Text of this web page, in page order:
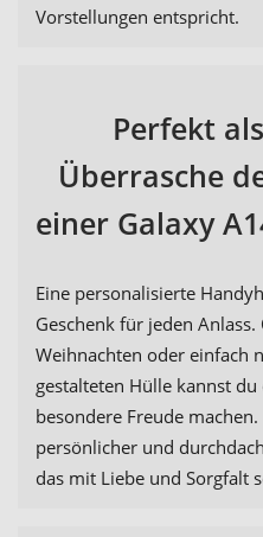
Vorstellungen entspricht.
Perfekt
Überrasche
einer Galaxy
Eine personalisierte
Geschenk für jeden
Weihnachten oder einfach
gestalteten Hülle kannst
besondere Freude
persönlicher und
das mit Liebe und Sorgfalt